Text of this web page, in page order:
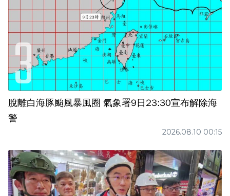
脫離白海豚颱風暴風圈 氣象署9日23:30宣布解除海
警
2026.08.10 00:15